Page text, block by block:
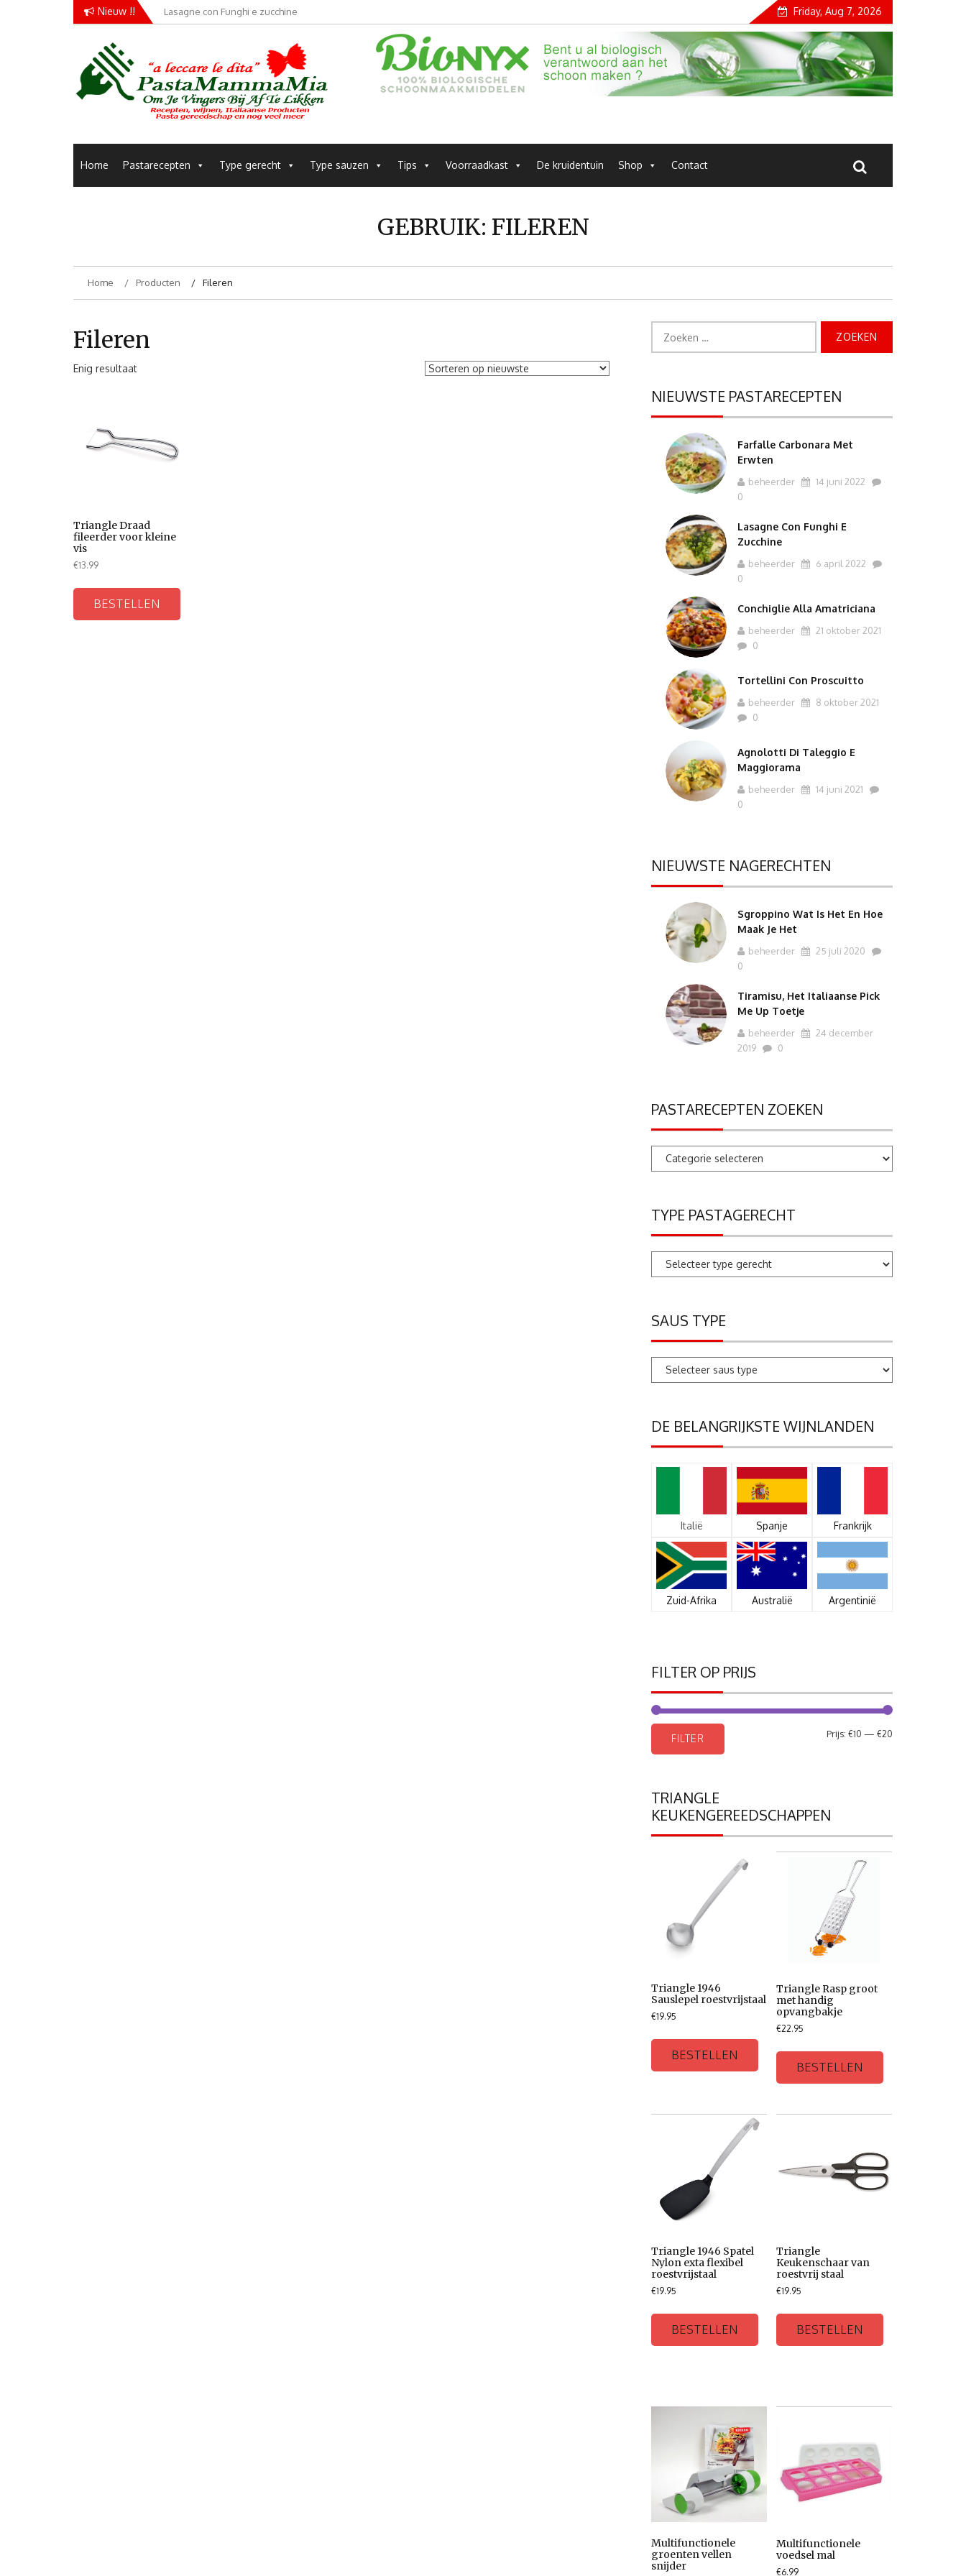
Nieuw !! Lasagne con Funghi e zucchine
Conchiglie alla Amatriciana Friday, Aug 7, 2026
Pastamammamia
Home Pastarecepten Type gerecht Type sauzen Tips Voorraadkast De kruidentuin Shop Contact
GEBRUIK: FILEREN
Home Producten Fileren
Fileren
Enig resultaat
Triangle Draad
fileerder voor kleine
vis
€13.99
BESTELLEN
naar:
NIEUWSTE PASTARECEPTEN
Farfalle Carbonara Met
Erwten
beheerder
14 juni 2022
0
Lasagne Con Funghi E
Zucchine
beheerder
6 april 2022
0
Conchiglie Alla Amatriciana
beheerder
21 oktober 2021
0
Tortellini Con Proscuitto
beheerder
8 oktober 2021
0
Agnolotti Di Taleggio E
Maggiorama
beheerder
14 juni 2021
0
NIEUWSTE NAGERECHTEN
Sgroppino Wat Is Het En Hoe
Maak Je Het
beheerder
25 juli 2020
0
Tiramisu, Het Italiaanse Pick
Me Up Toetje
beheerder
24 december
2019
0
PASTARECEPTEN ZOEKEN
Pastarecepten
TYPE PASTAGERECHT
SAUS TYPE
DE BELANGRIJKSTE WIJNLANDEN
Italië Spanje Frankrijk
Zuid-Afrika Australië Argentinië
FILTER OP PRIJS
FILTER Prijs: €10 — €20
TRIANGLE
KEUKENGEREEDSCHAPPEN
Triangle 1946
Sauslepel roestvrijstaal
€19.95
BESTELLEN
Triangle Rasp groot
met handig
opvangbakje
€22.95
BESTELLEN
Triangle 1946 Spatel
Nylon exta flexibel
roestvrijstaal
€19.95
BESTELLEN
Triangle
Keukenschaar van
roestvrij staal
€19.95
BESTELLEN
Multifunctionele
groenten vellen
snijder
Multifunctionele
voedsel mal
€6.99